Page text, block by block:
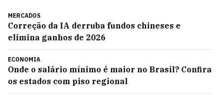
MERCADOS
Correção da IA derruba fundos chineses e
elimina ganhos de 2026
ECONOMIA
Onde o salário mínimo é maior no Brasil? Confira
os estados com piso regional